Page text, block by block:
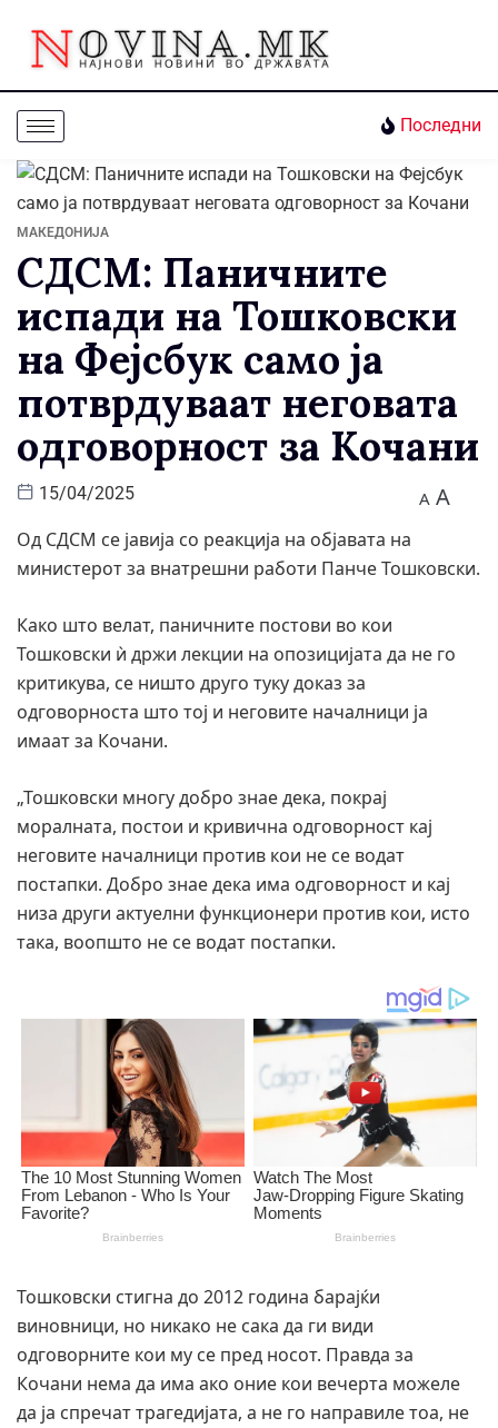
Последни
МАКЕДОНИЈА
СДСМ: Паничните
испади на Тошковски
на Фејсбук само ја
потврдуваат неговата
одговорност за Кочани
15/04/2025 A A
Од СДСМ се јавија со реакција на објавата на
министерот за внатрешни работи Панче Тошковски.
Како што велат, паничните постови во кои
Тошковски ѝ држи лекции на опозицијата да не го
критикува, се ништо друго туку доказ за
одговорноста што тој и неговите началници ја
имаат за Кочани.
„Тошковски многу добро знае дека, покрај
моралната, постои и кривична одговорност кај
неговите началници против кои не се водат
постапки. Добро знае дека има одговорност и кај
низа други актуелни функционери против кои, исто
така, воопшто не се водат постапки.
Тошковски стигна до 2012 година барајќи
виновници, но никако не сака да ги види
одговорните кои му се пред носот. Правда за
Кочани нема да има ако оние кои вечерта можеле
да ја спречат трагедијата, а не го направиле тоа, не